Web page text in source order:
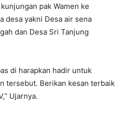
pak Wamen ke
desa yakni Desa air sena
dan Desa Sri Tanjung
di harapkan hadir untuk
tersebut. Berikan kesan terbaik
Ujarnya.